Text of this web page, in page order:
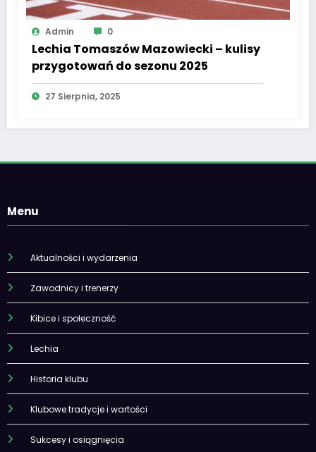
Admin 0
Lechia Tomaszów Mazowiecki – kulisy
przygotowań do sezonu 2025
27 Sierpnia, 2025
Menu
Aktualności i wydarzenia
Zawodnicy i trenerzy
Kibice i społeczność
Lechia
Historia klubu
Klubowe tradycje i wartości
Sukcesy i osiągnięcia